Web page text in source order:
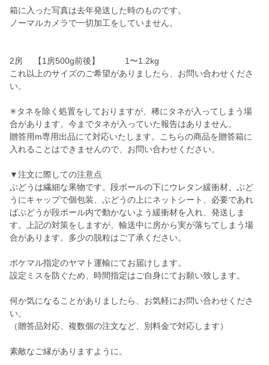
箱に入った写真は去年発送した時のものです。
ノーマルカメラで一切加工をしていません。
2房 【1房500g前後】 1〜1.2kg
これ以上のサイズのご希望がありましたら、お問い合わせくださ
い。
✳タネを除く処置をしておりますが、稀にタネが入ってしまう場
合があります。今までタネが入っていた報告はありません。
贈答用m専用出品にて対応いたします。こちらの商品を贈答箱に
入れることはできませんので、お問い合わせください。
▼注文に際しての注意点
ぶどうは繊細な果物です。段ボールの下にウレタン緩衝材、ぶど
うにキャップで個包装、ぶどうの上にネットシート、必要であれ
ばぶどうが段ボール内で動かないよう緩衝材を入れ、発送しま
す。上記の対策をしますが、輸送中に房から実が落ちてしまう場
合があります。多少の脱粒はご了承ください。
ポケマル指定のヤマト運輸にてお届けします。
設定ミスを防ぐため、時間指定はご自身にてお願い致します。
何か気になることがありましたら、お気軽にお問い合わせくださ
い。
（贈答品対応、複数個の注文など、別料金で対応します）
素敵なご縁がありますように。